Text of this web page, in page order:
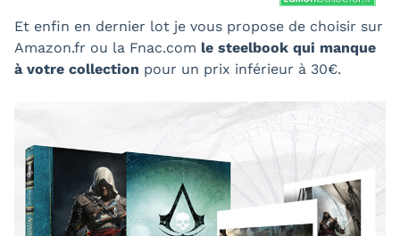
Et enfin en dernier lot je vous propose de choisir sur
Amazon.fr ou la Fnac.com le steelbook qui manque
à votre collection pour un prix inférieur à 30€.